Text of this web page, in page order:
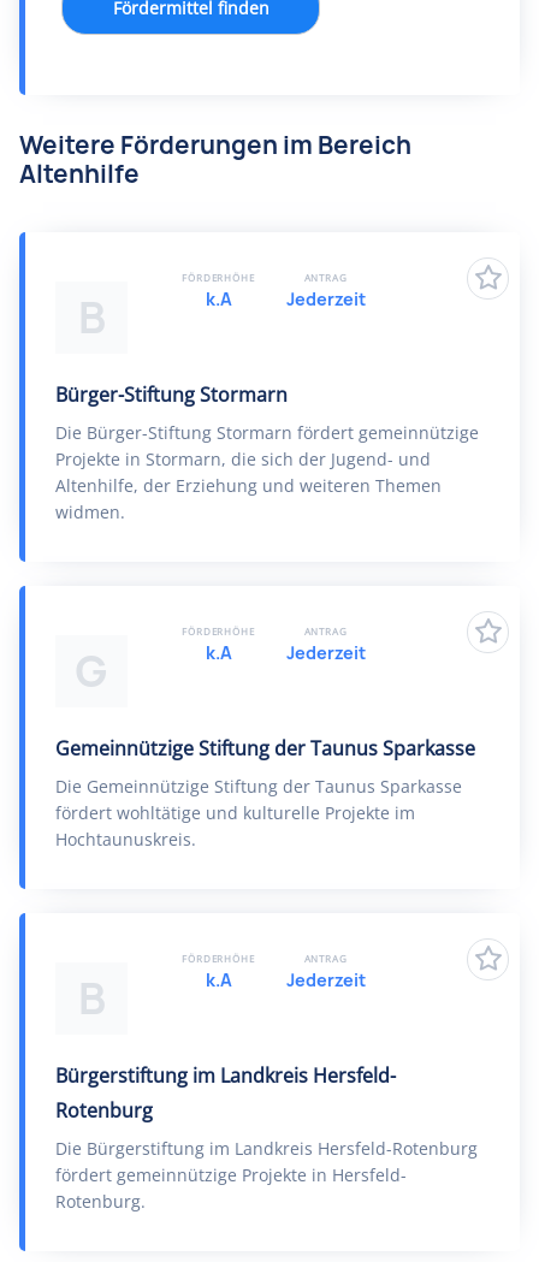
Fördermittel finden
Weitere Förderungen im Bereich
Altenhilfe
B
Bürger-Stiftung Stormarn
Die Bürger-Stiftung Stormarn fördert gemeinnützige
Projekte in Stormarn, die sich der Jugend- und
Altenhilfe, der Erziehung und weiteren Themen
widmen.
FÖRDERHÖHE
k.A
ANTRAG
Jederzeit
G
Gemeinnützige Stiftung der Taunus Sparkasse
Die Gemeinnützige Stiftung der Taunus Sparkasse
fördert wohltätige und kulturelle Projekte im
Hochtaunuskreis.
FÖRDERHÖHE
k.A
ANTRAG
Jederzeit
B
Bürgerstiftung im Landkreis Hersfeld-
Rotenburg
Die Bürgerstiftung im Landkreis Hersfeld-Rotenburg
fördert gemeinnützige Projekte in Hersfeld-
Rotenburg.
FÖRDERHÖHE
k.A
ANTRAG
Jederzeit